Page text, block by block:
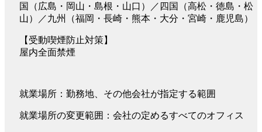
国（広島・岡山・島根・山口）／四国（高松・徳島・松
山）／九州（福岡・長崎・熊本・大分・宮崎・鹿児島）
【受動喫煙防止対策】
屋内全面禁煙
就業場所：勤務地、その他会社が指定する範囲
就業場所の変更範囲：会社の定めるすべてのオフィス